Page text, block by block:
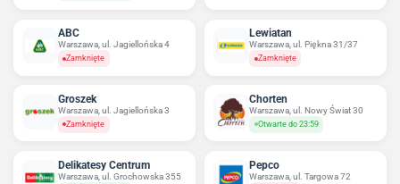
ABC
Warszawa, ul. Jagiellońska 4
Zamknięte
Lewiatan
Warszawa, ul. Piękna 31/37
Zamknięte
Groszek
Warszawa, ul. Jagiellońska 3
Zamknięte
Chorten
Warszawa, ul. Nowy Świat 30
Otwarte do 23:59
Delikatesy Centrum
Warszawa, ul. Grochowska 355
Pepco
Warszawa, ul. Targowa 72